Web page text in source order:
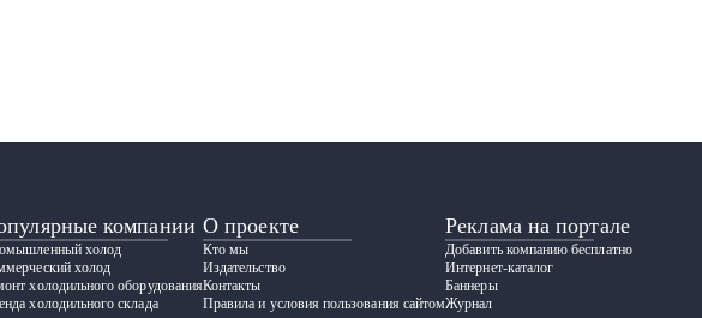
компании
холод
холод
холодильного оборудования
холодильного склада
О проекте
Кто мы
Издательство
Контакты
Правила и условия пользования сайтом
Реклама на портале
Добавить компанию бесплатно
Интернет-каталог
Баннеры
Журнал